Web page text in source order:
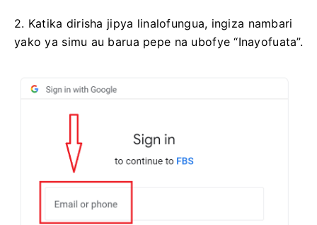
2. Katika dirisha jipya linalofungua, ingiza nambari
yako ya simu au barua pepe na ubofye “Inayofuata”.